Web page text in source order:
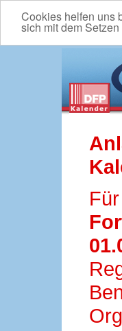
Cookies helfen uns
sich mit dem